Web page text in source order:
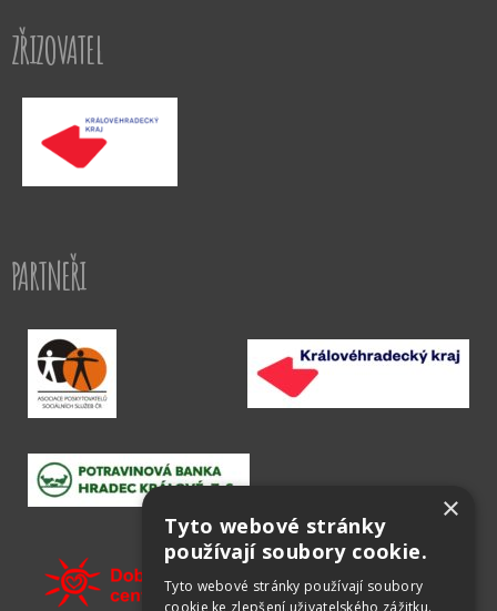
ZŘIZOVATEL
PARTNEŘI
×
Tyto webové stránky
používají soubory cookie.
Tyto webové stránky používají soubory
cookie ke zlepšení uživatelského zážitku.